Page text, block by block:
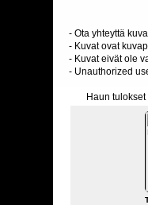
- Ota yhteyttä
- Kuvat ovat
- Kuvat eivät ole
- Unauthorized
Haun